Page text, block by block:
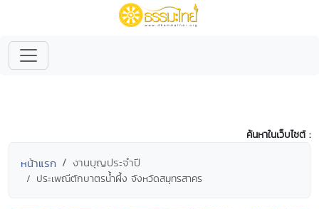
ค้นหาในเว็บไซต์ :
หน้าแรก งานบุญประจำปี
ประเพณีตักบาตรนํ้าผึ้ง จังหวัดสมุทรสาคร